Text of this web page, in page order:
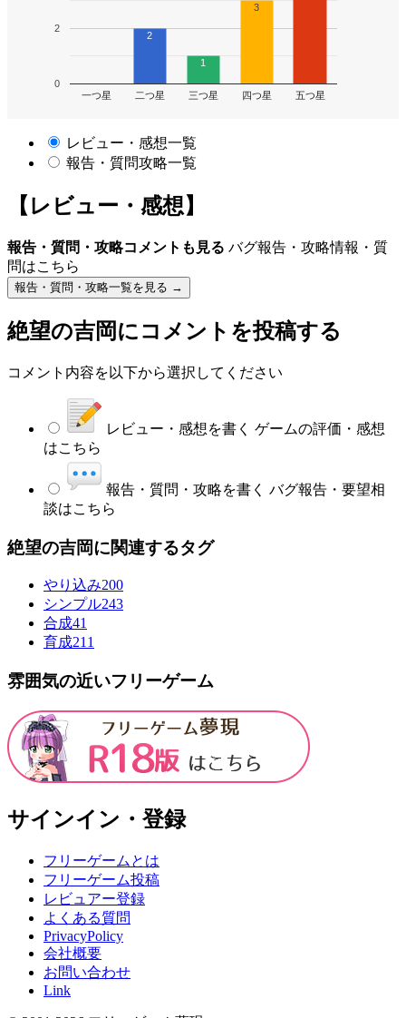
一つ星 二つ星 三つ星 四つ星 五つ星
0
2
2
1
3
レビュー・感想一覧
報告・質問攻略一覧
【レビュー・感想】
報告・質問・攻略コメントも見る バグ報告・攻略情報・質
問はこちら
報告・質問・攻略一覧を見る →
絶望の吉岡 にコメントを投稿する
コメント内容を以下から選択してください
レビュー・感想を書く ゲームの評価・感想
はこちら
報告・質問・攻略を書く バグ報告・要望相
談はこちら
絶望の吉岡に関連するタグ
やり込み200
シンプル243
合成41
育成211
雰囲気の近いフリーゲーム
サインイン・登録
フリーゲームとは
フリーゲーム投稿
レビュアー登録
よくある質問
PrivacyPolicy
会社概要
お問い合わせ
Link